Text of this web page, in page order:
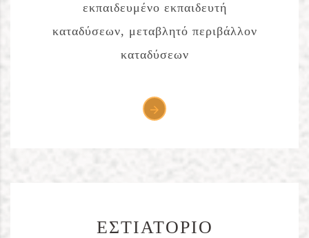
εκπαιδευμένο εκπαιδευτή
καταδύσεων, μεταβλητό περιβάλλον
καταδύσεων
ΕΣΤΙΑΤΟΡΙΟ